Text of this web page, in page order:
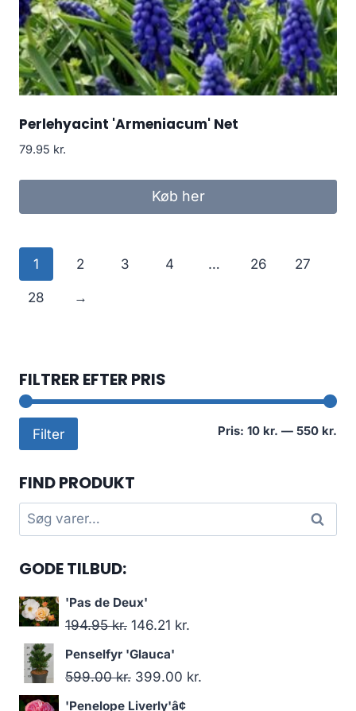
Perlehyacint 'Armeniacum' Net
79.95 kr.
Køb her
1 2 3 4 … 26 27
28 →
FILTRER EFTER PRIS
Filter Pris: 10 kr. — 550 kr.
FIND PRODUKT
Søg
efter:
Søg
GODE TILBUD:
'Pas de Deux'
194.95kr. Den
oprindelige
pris
146.21 kr.
pris
Penselfyr 'Glauca'
599.00kr. Den
oprindelige
399.00 kr.
'Penelope Liverly'â¢